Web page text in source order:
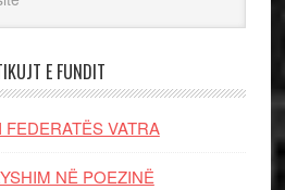
E FUNDIT
VATRA
NË POEZINË